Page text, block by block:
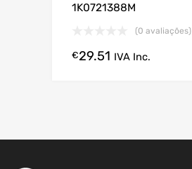
1K0721388M
(0 avaliações)
€29.51 IVA Inc.